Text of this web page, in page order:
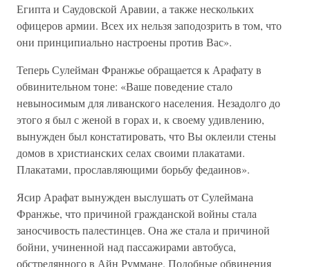
Египта и Саудовской Аравии, а также нескольких
офицеров армии. Всех их нельзя заподозрить в том, что
они принципиально настроены против Вас».
Теперь Сулейман Франжье обращается к Арафату в
обвинительном тоне: «Ваше поведение стало
невыносимым для ливанского населения. Незадолго до
этого я был с женой в горах и, к своему удивлению,
вынужден был констатировать, что Вы оклеили стены
домов в христианских селах своими плакатами.
Плакатами, прославляющими борьбу федаинов».
Ясир Арафат вынужден выслушать от Сулеймана
Франжье, что причиной гражданской войны стала
заносчивость палестинцев. Она же стала и причиной
бойни, учиненной над пассажирами автобуса,
обстрелянного в Айн Руммане. Подобные обвинения